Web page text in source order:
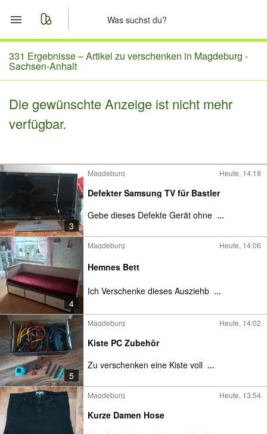
Start
Merkliste
Nachrichten
331 Ergebnisse –Artikel zu verschenken in Magdeburg -
Sachsen-Anhalt
Die gewünschte Anzeige ist nicht mehr
verfügbar.
3
Magdeburg Heute, 14:18
Defekter Samsung TV für Bastler
Gebe dieses Defekte Gerät ohne ...
4
Magdeburg Heute, 14:06
Hemnes Bett
Ich Verschenke dieses Ausziehb ...
5
Magdeburg Heute, 14:02
Kiste PC Zubehör
Zu verschenken eine Kiste voll ...
Magdeburg Heute, 13:54
Kurze Damen Hose